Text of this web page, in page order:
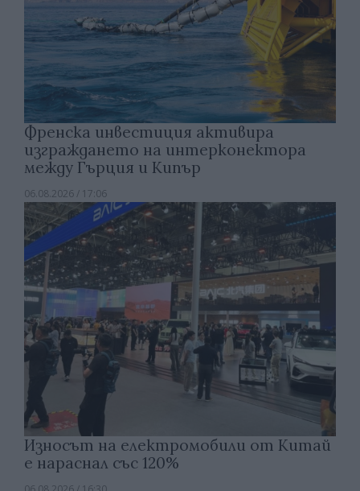
Френска инвестиция активира
изграждането на интерконектора
между Гърция и Кипър
06.08.2026 / 17:06
Износът на електромобили от Китай
е нараснал със 120%